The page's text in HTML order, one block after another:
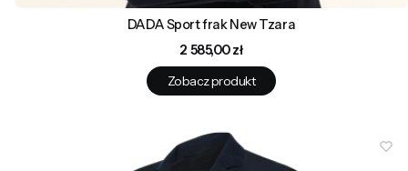
DADA Sport frak New Tzara
Cena
2 585,00 zł
Zobacz produkt